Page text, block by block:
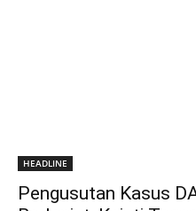
HEADLINE
Pengusutan Kasus